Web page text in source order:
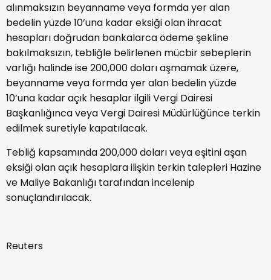
alınmaksızın beyanname veya formda yer alan
bedelin yüzde 10’una kadar eksiği olan ihracat
hesapları doğrudan bankalarca ödeme şekline
bakılmaksızın, tebliğle belirlenen mücbir sebeplerin
varlığı halinde ise 200,000 doları aşmamak üzere,
beyanname veya formda yer alan bedelin yüzde
10’una kadar açık hesaplar ilgili Vergi Dairesi
Başkanlığınca veya Vergi Dairesi Müdürlüğünce terkin
edilmek suretiyle kapatılacak.
Tebliğ kapsamında 200,000 doları veya eşitini aşan
eksiği olan açık hesaplara ilişkin terkin talepleri Hazine
ve Maliye Bakanlığı tarafından incelenip
sonuçlandırılacak.
Reuters